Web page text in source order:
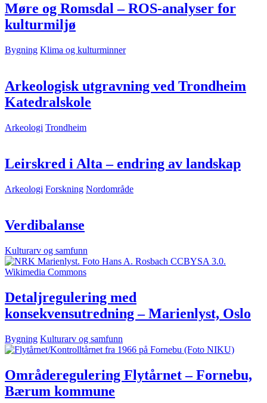
Møre og Romsdal – ROS-analyser for
kulturmiljø
Bygning Klima og kulturminner
Arkeologisk utgravning ved Trondheim
Katedralskole
Arkeologi Trondheim
Leirskred i Alta – endring av landskap
Arkeologi Forskning Nordområde
Verdibalanse
Kulturarv og samfunn
Detaljregulering med
konsekvensutredning – Marienlyst, Oslo
Bygning Kulturarv og samfunn
Områderegulering Flytårnet – Fornebu,
Bærum kommune